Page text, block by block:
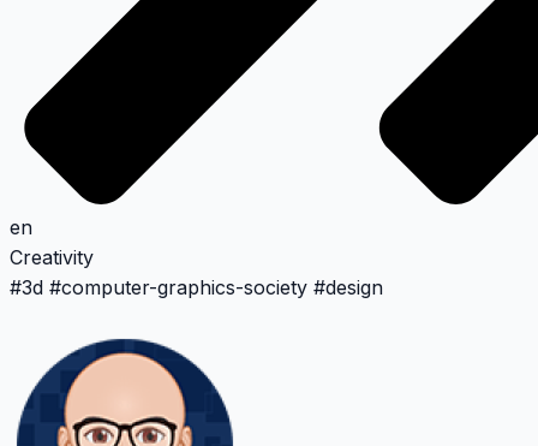
en
Creativity
#3d #computer-graphics-society #design